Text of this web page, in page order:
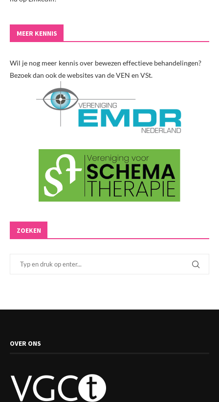
MEER KENNIS
Wil je nog meer kennis over bewezen effectieve behandelingen?
Bezoek dan ook de websites van de VEN en VSt.
ZOEKEN
OVER ONS